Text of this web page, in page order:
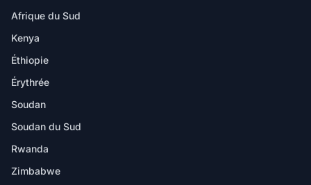
Afrique du Sud
Kenya
Éthiopie
Érythrée
Soudan
Soudan du Sud
Rwanda
Zimbabwe